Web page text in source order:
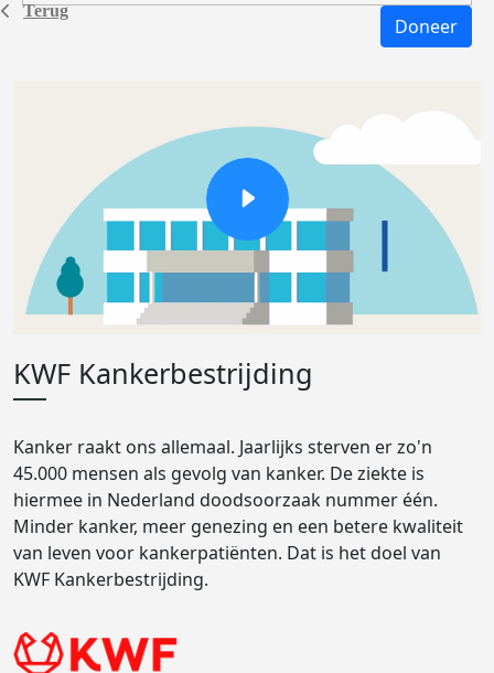
Terug
Doneer
KWF Kankerbestrijding
Kanker raakt ons allemaal. Jaarlijks sterven er zo'n
45.000 mensen als gevolg van kanker. De ziekte is
hiermee in Nederland doodsoorzaak nummer één.
Minder kanker, meer genezing en een betere kwaliteit
van leven voor kankerpatiënten. Dat is het doel van
KWF Kankerbestrijding.